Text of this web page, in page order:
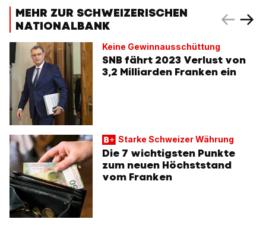
MEHR ZUR SCHWEIZERISCHEN
NATIONALBANK
Keine Gewinnausschüttung
SNB fährt 2023 Verlust von
3,2 Milliarden Franken ein
Starke Schweizer Währung
Die 7 wichtigsten Punkte
zum neuen Höchststand
vom Franken